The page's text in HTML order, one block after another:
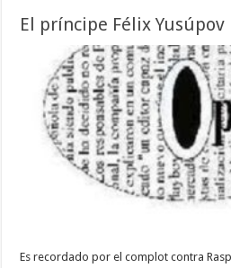
El príncipe Félix Yusúpov
Es recordado por el complot contra